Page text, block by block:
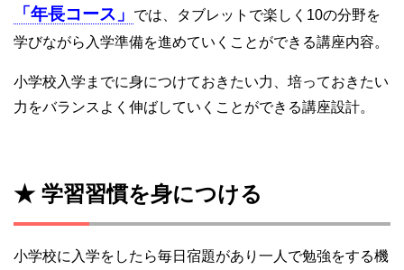
「年長コース」
では、タブレットで楽しく10の分野を
学びながら入学準備を進めていくことができる講座内容。
小学校入学までに身につけておきたい力、培っておきたい
力をバランスよく伸ばしていくことができる講座設計。
★ 学習習慣を身につける
小学校に入学をしたら毎日宿題があり一人で勉強をする機